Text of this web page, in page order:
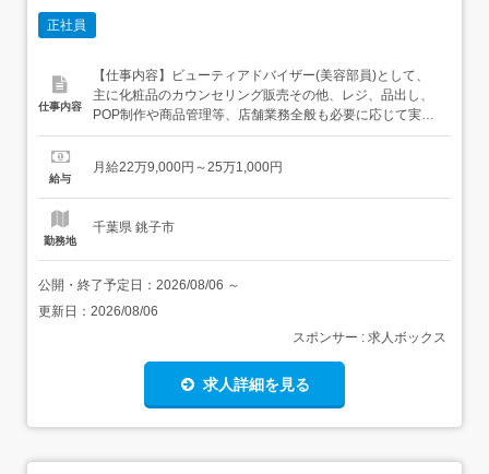
正社員
仕事内容
【仕事内容】ビューティアドバイザー(美容部員)として、
主に化粧品のカウンセリング販売その他、レジ、品出し、
POP制作や商品管理等、店舗業務全般も必要に応じて実施
メイクやスキンケアのアドバイス、タッチアップなどお客
朝礼(一日の注意事項・引継ぎ事項の伝達)～接客(商品選び
給与
月給22万9,000円～25万1,000円
勤務地
千葉県 銚子市
公開・終了予定日： 2026/08/06 ～
更新日： 2026/08/06
スポンサー : 求人ボックス
求人詳細を見る